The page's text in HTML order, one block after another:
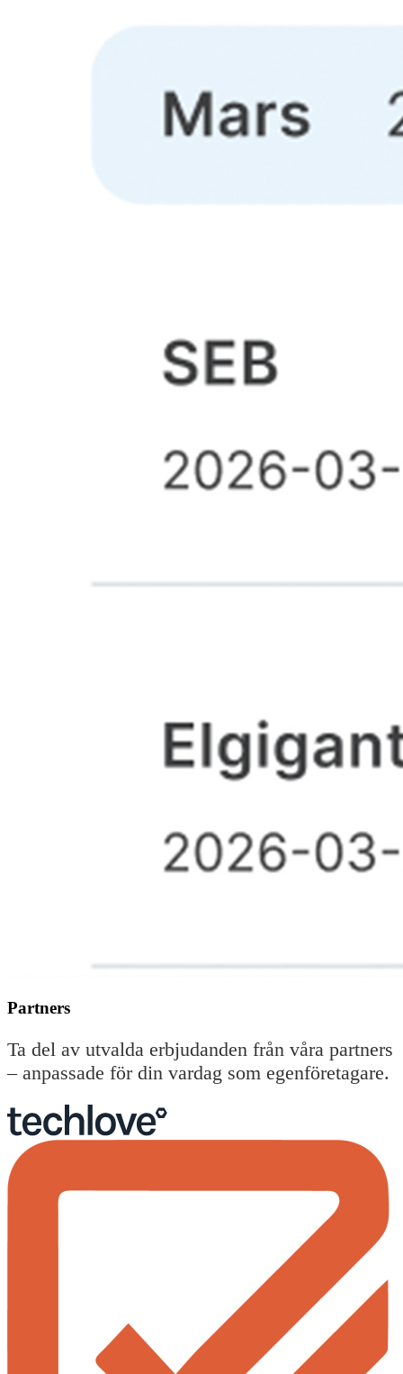
Partners
Ta del av utvalda erbjudanden från våra partners
– anpassade för din vardag som egenföretagare.